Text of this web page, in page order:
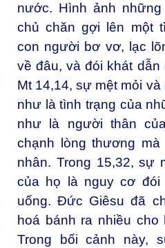
nước. Hình ảnh
chủ chăn gợi lên một
con người bơ vơ, lạc
về đâu, và đói khát dẫn
Mt 14,14, sự mệt mỏi
như là tình trạng của
như là người thân
chạnh lòng thương
nhân. Trong 15,32, sự
của họ là nguy cơ đói
uống. Đức Giêsu đã
hoá bánh ra nhiều
Trong bối cảnh này,